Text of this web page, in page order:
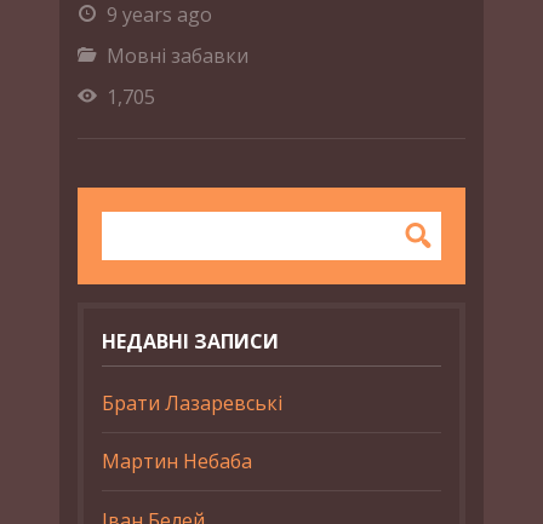
9 years ago
Мовні забавки
1,705
НЕДАВНІ ЗАПИСИ
Брати Лазаревські
Мартин Небаба